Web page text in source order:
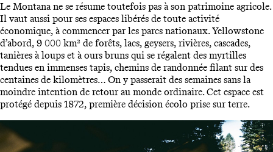
Le Montana ne se résume toutefois pas à son patrimoine agricole.
Il vaut aussi pour ses espaces libérés de toute activité
économique, à commencer par les parcs nationaux. Yellowstone
d’abord, 9 000 km² de forêts, lacs, geysers, rivières, cascades,
tanières à loups et à ours bruns qui se régalent des myrtilles
tendues en immenses tapis, chemins de randonnée filant sur des
centaines de kilomètres… On y passerait des semaines sans la
moindre intention de retour au monde ordinaire. Cet espace est
protégé depuis 1872, première décision écolo prise sur terre.